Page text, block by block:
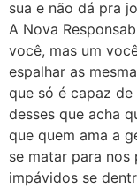
sua e não dá pra
A Nova
você, mas um
espalhar as
que só é capaz
desses que acha
que quem ama a
se matar para
impávidos se